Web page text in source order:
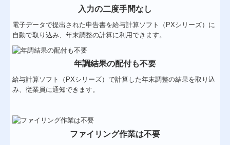
入力の二度手間なし
電子データで提出された申告書を給与計算ソフト（PXシリーズ）に
自動で取り込み、年末調整の計算に利用できます。
年調結果の配付も不要
給与計算ソフト（PXシリーズ）で計算した年末調整の結果を取り込
み、従業員に通知できます。
ファイリング作業は不要